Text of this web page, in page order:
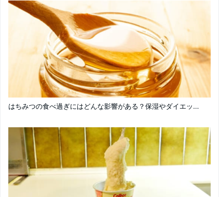
はちみつの食べ過ぎにはどんな影響がある？保湿やダイエッ...